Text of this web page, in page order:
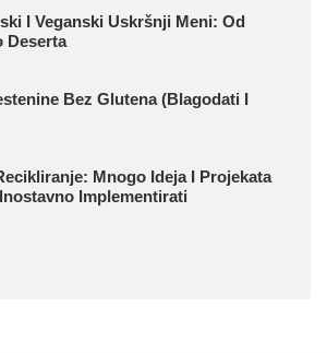
I Veganski Uskršnji Meni: Od
Deserta
Bez Glutena (blagodati I
Mnogo Ideja I Projekata
Implementirati